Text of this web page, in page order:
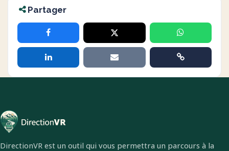
Partager
DirectionVR est un outil qui vous permettra un parcours à la